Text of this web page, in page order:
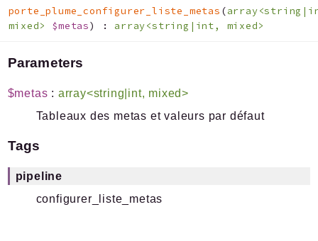
porte_plume_configurer_liste_metas (
mixed> $metas) : array<string|int, mixed>
Parameters
$metas : array<string|int, mixed>
Tableaux des metas et valeurs par défaut
Tags
pipeline
configurer_liste_metas